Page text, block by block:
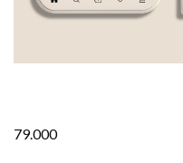
79.000